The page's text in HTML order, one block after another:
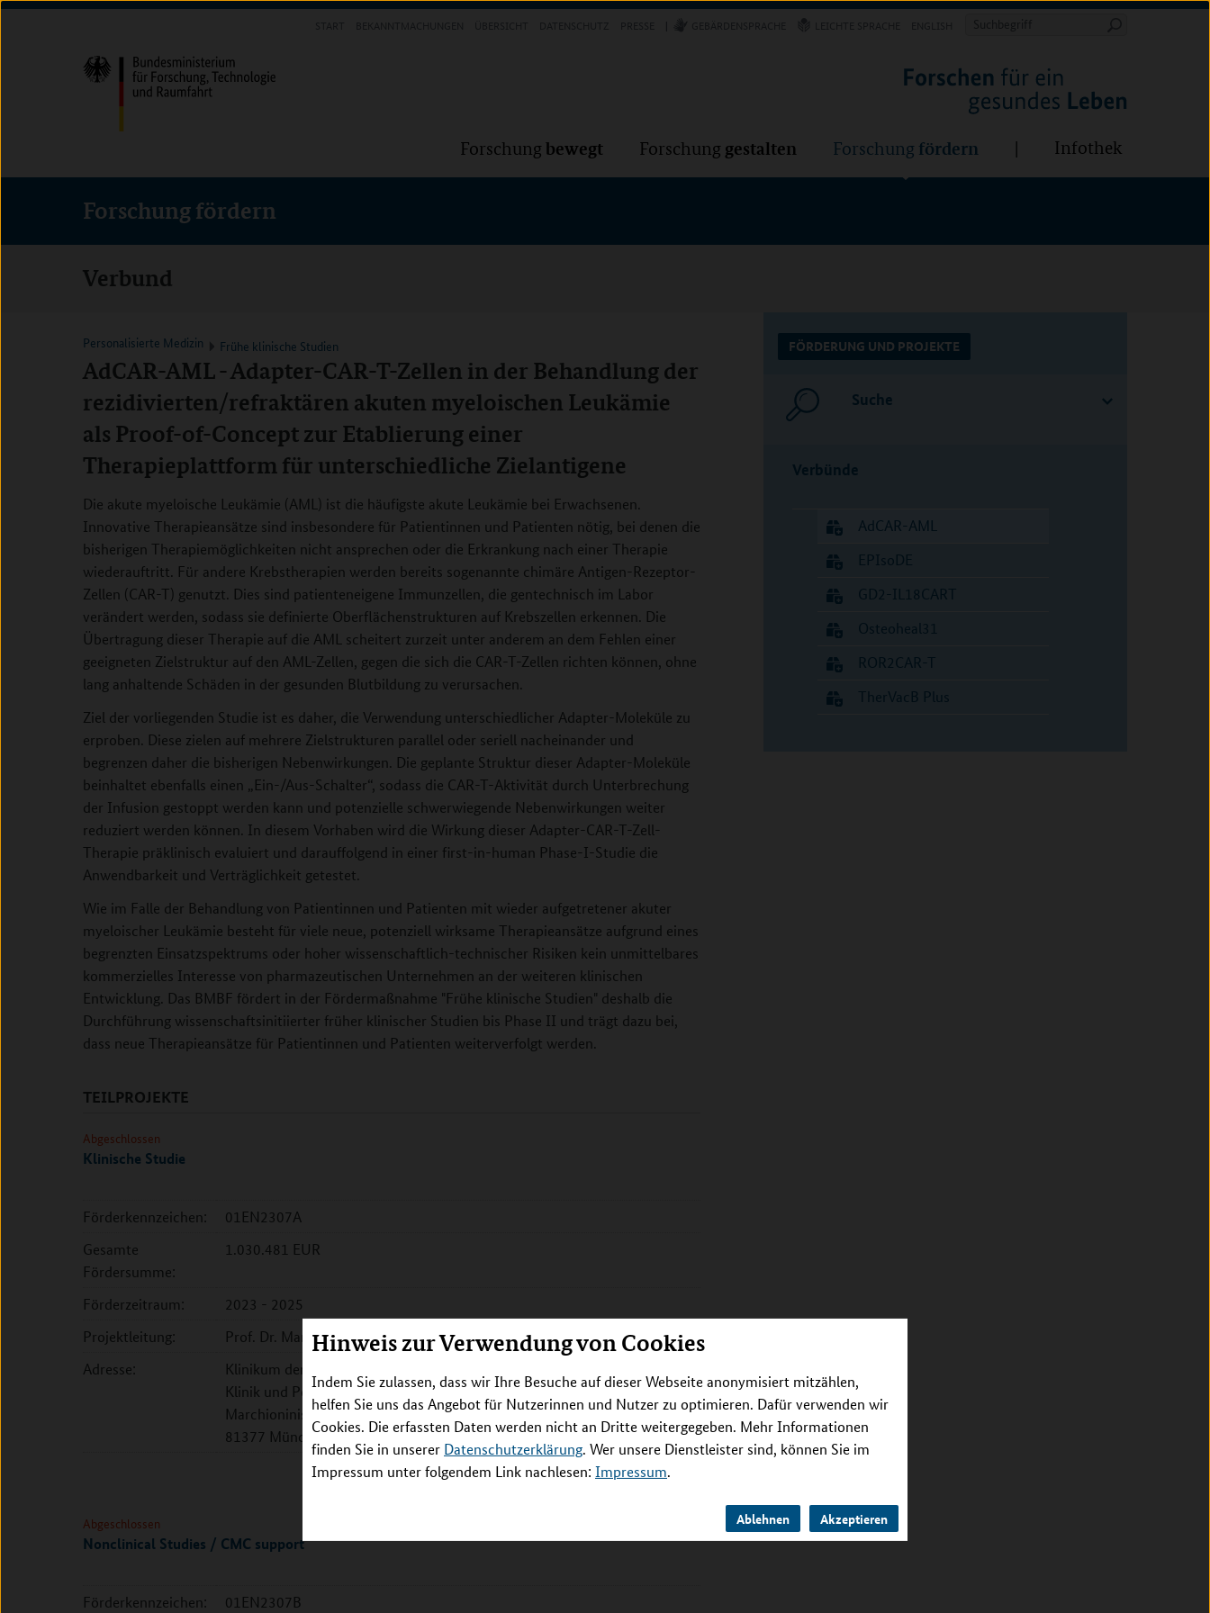
Hinweis zur Verwendung von Cookies
Indem Sie zulassen, dass wir Ihre Besuche auf dieser Webseite anonymisiert mitzählen,
helfen Sie uns das Angebot für Nutzerinnen und Nutzer zu optimieren. Dafür verwenden wir
Cookies. Die erfassten Daten werden nicht an Dritte weitergegeben. Mehr Informationen
finden Sie in unserer Datenschutzerklärung. Wer unsere Dienstleister sind, können Sie im
Impressum unter folgendem Link nachlesen: Impressum.
Ablehnen Akzeptieren
Direkt
(Eingabetaste)
Direkt
(Eingabetaste)
Direkt
(Eingabetaste)
Suchbegriff
Forschung bewegt Forschung gestalten Forschung fördern Infothek
Forschung fördern
Verbund
Personalisierte Medizin Frühe klinische Studien
AdCAR-AML - Adapter-CAR-T-Zellen in der Behandlung der
rezidivierten/refraktären akuten myeloischen Leukämie
als Proof-of-Concept zur Etablierung einer
Therapieplattform für unterschiedliche Zielantigene
Die akute myeloische Leukämie (AML) ist die häufigste akute Leukämie bei Erwachsenen.
Innovative Therapieansätze sind insbesondere für Patientinnen und Patienten nötig, bei denen die
bisherigen Therapiemöglichkeiten nicht ansprechen oder die Erkrankung nach einer Therapie
wiederauftritt. Für andere Krebstherapien werden bereits sogenannte chimäre Antigen-Rezeptor-
Zellen (CAR-T) genutzt. Dies sind patienteneigene Immunzellen, die gentechnisch im Labor
verändert werden, sodass sie definierte Oberflächenstrukturen auf Krebszellen erkennen. Die
Übertragung dieser Therapie auf die AML scheitert zurzeit unter anderem an dem Fehlen einer
geeigneten Zielstruktur auf den AML-Zellen, gegen die sich die CAR-T-Zellen richten können, ohne
lang anhaltende Schäden in der gesunden Blutbildung zu verursachen.
Ziel der vorliegenden Studie ist es daher, die Verwendung unterschiedlicher Adapter-Moleküle zu
erproben. Diese zielen auf mehrere Zielstrukturen parallel oder seriell nacheinander und
begrenzen daher die bisherigen Nebenwirkungen. Die geplante Struktur dieser Adapter-Moleküle
beinhaltet ebenfalls einen „Ein-/Aus-Schalter“, sodass die CAR-T-Aktivität durch Unterbrechung
der Infusion gestoppt werden kann und potenzielle schwerwiegende Nebenwirkungen weiter
reduziert werden können. In diesem Vorhaben wird die Wirkung dieser Adapter-CAR-T-Zell-
Therapie präklinisch evaluiert und darauffolgend in einer first-in-human Phase-I-Studie die
Anwendbarkeit und Verträglichkeit getestet.
Wie im Falle der Behandlung von Patientinnen und Patienten mit wieder aufgetretener akuter
myeloischer Leukämie besteht für viele neue, potenziell wirksame Therapieansätze aufgrund eines
begrenzten Einsatzspektrums oder hoher wissenschaftlich-technischer Risiken kein unmittelbares
kommerzielles Interesse von pharmazeutischen Unternehmen an der weiteren klinischen
Entwicklung. Das BMBF fördert in der Fördermaßnahme "Frühe klinische Studien" deshalb die
Durchführung wissenschaftsinitiierter früher klinischer Studien bis Phase II und trägt dazu bei,
dass neue Therapieansätze für Patientinnen und Patienten weiterverfolgt werden.
TEILPROJEKTE
Abgeschlossen
Klinische Studie
Förderkennzeichen:
01EN2307A
Gesamte
Fördersumme:
1.030.481 EUR
Förderzeitraum:
2023 - 2025
Projektleitung:
Prof. Dr. Marion Subklewe
Adresse:
Klinikum der Universität München, Campus Großhadern, Medizinische
Klinik und Poliklinik III
Marchioninistr. 15
81377 München
Abgeschlossen
Nonclinical Studies / CMC support
Förderkennzeichen: 01EN2307B
FÖRDERUNG UND PROJEKTE
Suche
Verbünde
AdCAR-AML
EPIsoDE
GD2-IL18CART
Osteoheal31
ROR2CAR-T
TherVacB Plus
Forschung Forschung Forschung fördern Infothek